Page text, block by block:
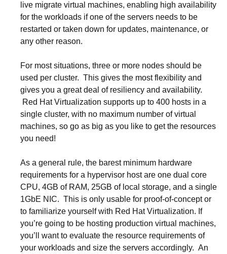
live migrate virtual machines, enabling high availability
for the workloads if one of the servers needs to be
restarted or taken down for updates, maintenance, or
any other reason.
For most situations, three or more nodes should be
used per cluster. This gives the most flexibility and
gives you a great deal of resiliency and availability.
Red Hat Virtualization supports up to 400 hosts in a
single cluster, with no maximum number of virtual
machines, so go as big as you like to get the resources
you need!
As a general rule, the barest minimum hardware
requirements for a hypervisor host are one dual core
CPU, 4GB of RAM, 25GB of local storage, and a single
1GbE NIC. This is only usable for proof-of-concept or
to familiarize yourself with Red Hat Virtualization. If
you’re going to be hosting production virtual machines,
you’ll want to evaluate the resource requirements of
your workloads and size the servers accordingly. An